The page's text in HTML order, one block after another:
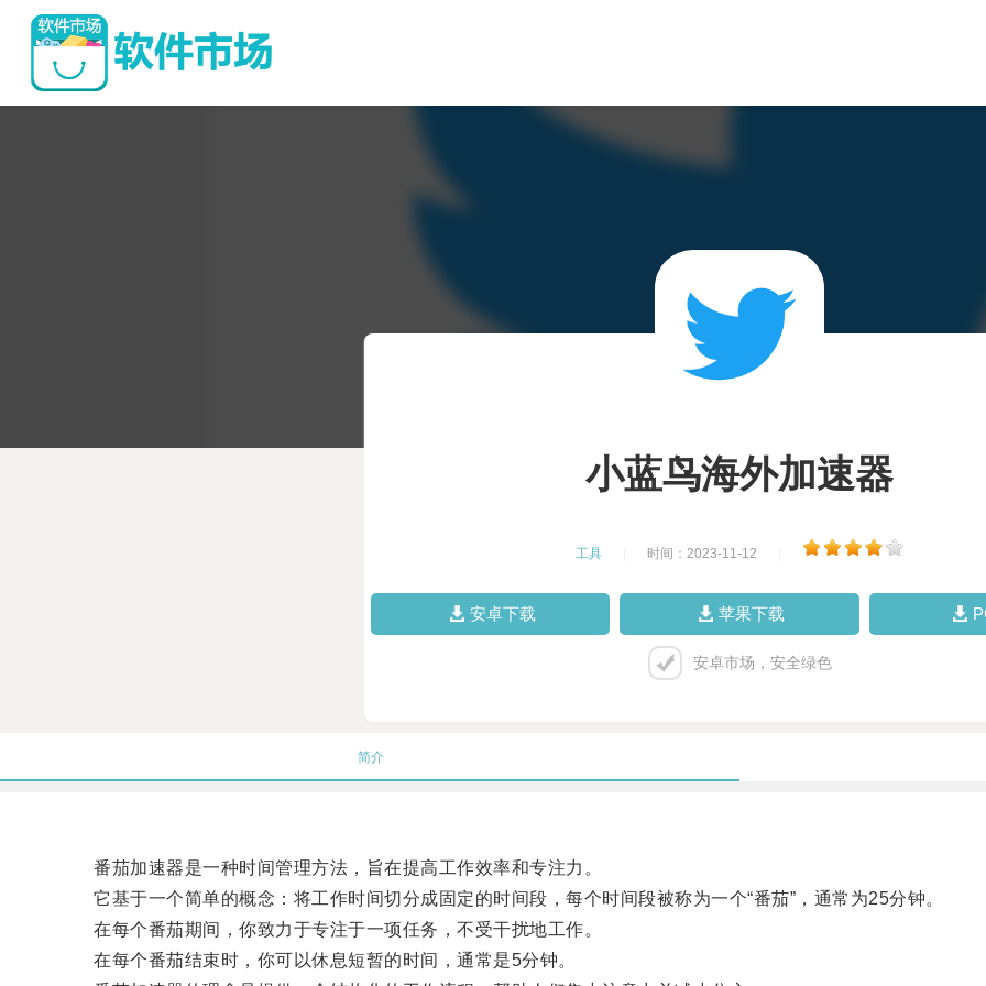
小蓝鸟海外加速器
工具 时间：2023-11-12
安卓下载 苹果下载
安卓市场，安全绿色
简介
番茄加速器是一种时间管理方法，旨在提高工作效率和专注力。
它基于一个简单的概念：将工作时间切分成固定的时间段，每个时间段被称为一个“番茄”，通常为25分钟。
在每个番茄期间，你致力于专注于一项任务，不受干扰地工作。
在每个番茄结束时，你可以休息短暂的时间，通常是5分钟。